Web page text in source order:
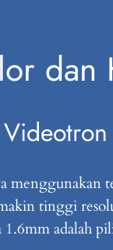
dan
tinggi
adalah